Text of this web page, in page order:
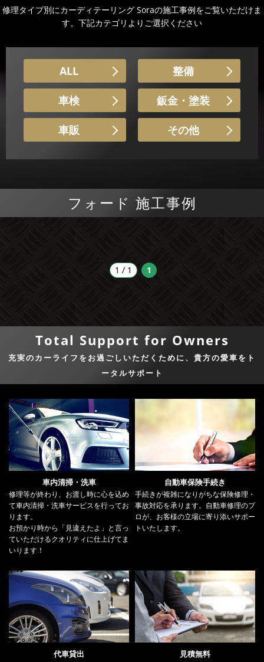
修理タイプ別にカーディテーリング Soraの施工事例をご覧いただけま
す。下記カテゴリよりご選択ください
ALL 整備
車検 鈑金・塗装
車販 その他
フォード 施工事例
1 / 1 1
Total Support for Owners
充実のカーライフをお過ごしいただくために、貴方の愛車をト
ータルサポート
車内清掃・洗車
修理等が終わり、お渡し時に心を込め
て車内清掃・洗車サービスを行ってお
ります。
お預かり時から「見違えたよ」と言っ
ていただけるクオリティに仕上げてま
いります！
自動車保険手続き
手続きが複雑になりがちな保険修理・
事故対応を承ります。自動車修理のプ
ロが、お客様の立場に寄り添いサポー
トいたします。
代車貸出 見積無料